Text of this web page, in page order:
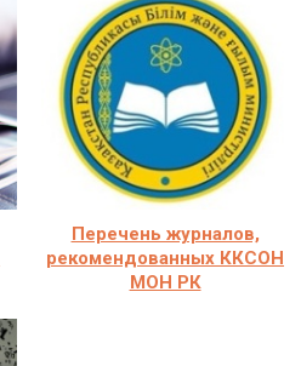
Перечень журналов,
рекомендованных ККСОН
МОН РК